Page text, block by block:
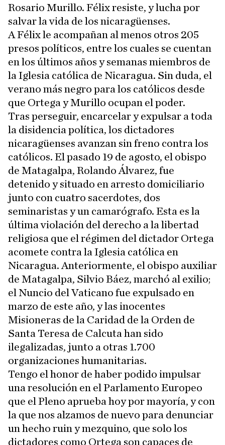
Rosario Murillo. Félix resiste, y lucha por
salvar la vida de los nicaragüenses.
A Félix le acompañan al menos otros 205
presos políticos, entre los cuales se cuentan
en los últimos años y semanas miembros de
la Iglesia católica de Nicaragua. Sin duda, el
verano más negro para los católicos desde
que Ortega y Murillo ocupan el poder.
Tras perseguir, encarcelar y expulsar a toda
la disidencia política, los dictadores
nicaragüenses avanzan sin freno contra los
católicos. El pasado 19 de agosto, el obispo
de Matagalpa, Rolando Álvarez, fue
detenido y situado en arresto domiciliario
junto con cuatro sacerdotes, dos
seminaristas y un camarógrafo. Esta es la
última violación del derecho a la libertad
religiosa que el régimen del dictador Ortega
acomete contra la Iglesia católica en
Nicaragua. Anteriormente, el obispo auxiliar
de Matagalpa, Silvio Báez, marchó al exilio;
el Nuncio del Vaticano fue expulsado en
marzo de este año, y las inocentes
Misioneras de la Caridad de la Orden de
Santa Teresa de Calcuta han sido
ilegalizadas, junto a otras 1.700
organizaciones humanitarias.
Tengo el honor de haber podido impulsar
una resolución en el Parlamento Europeo
que el Pleno aprueba hoy por mayoría, y con
la que nos alzamos de nuevo para denunciar
un hecho ruin y mezquino, que solo los
dictadores como Ortega son capaces de